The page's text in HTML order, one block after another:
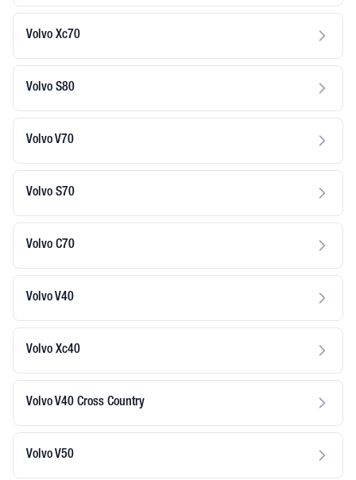
Volvo Xc70
Volvo S80
Volvo V70
Volvo S70
Volvo C70
Volvo V40
Volvo Xc40
Volvo V40 Cross Country
Volvo V50